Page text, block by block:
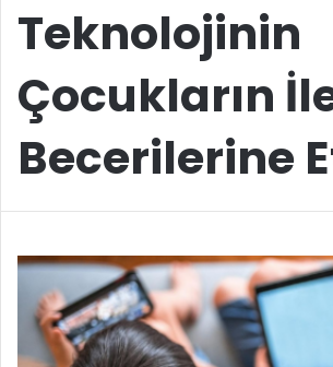
Teknolojinin
Çocukların
Becerilerine